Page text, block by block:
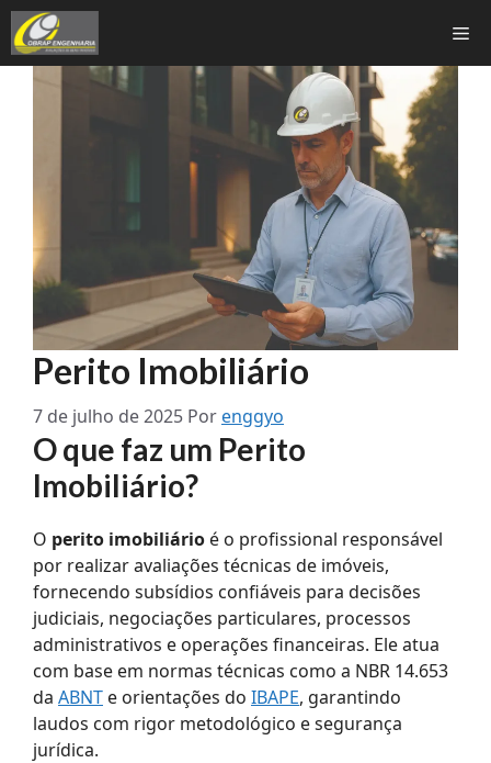
Pular
para
o
Perito Imobiliário
7 de julho de 2025 Por enggyo
O que faz um Perito
Imobiliário?
O perito imobiliário é o profissional responsável
por realizar avaliações técnicas de imóveis,
fornecendo subsídios confiáveis para decisões
judiciais, negociações particulares, processos
administrativos e operações financeiras. Ele atua
com base em normas técnicas como a NBR 14.653
da ABNT e orientações do IBAPE, garantindo
laudos com rigor metodológico e segurança
jurídica.